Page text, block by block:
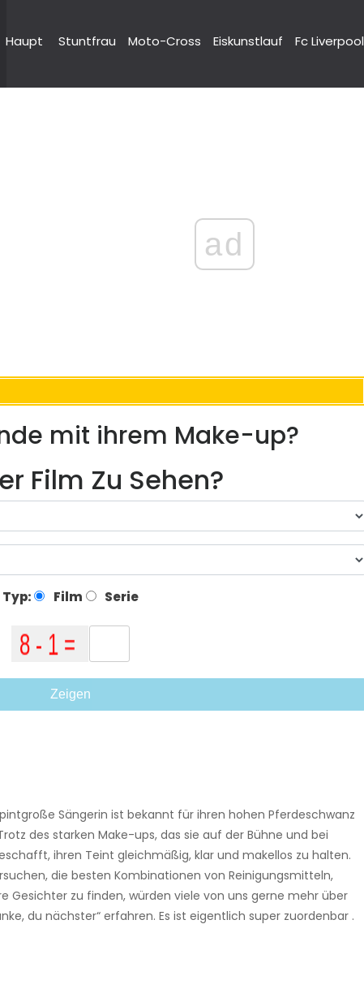
Haupt Stuntfrau Moto-Cross Eiskunstlauf Fc Liverpool
ad
mit ihrem Make-up?
Film Zu Sehen?
Typ: Film Serie
Zeigen
Sängerin ist bekannt für ihren hohen Pferdeschwanz
des starken Make-ups, das sie auf der Bühne und bei
ihren Teint gleichmäßig, klar und makellos zu halten.
die besten Kombinationen von Reinigungsmitteln,
Gesichter zu finden, würden viele von uns gerne mehr über
du nächster“ erfahren. Es ist eigentlich super zuordenbar .